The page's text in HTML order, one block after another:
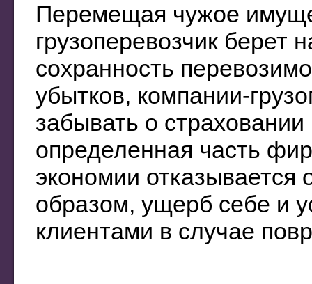
Перемещая чужое
грузоперевозчик берет
сохранность
убытков, компании-
забывать о страховании
определенная часть
экономии отказывается
образом, ущерб себе и
клиентами в случае